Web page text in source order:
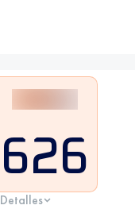
626
Detalles